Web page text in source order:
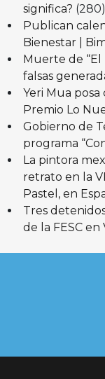
significa? (280)
Publican
Bienestar |
Muerte de
falsas
Yeri Mua
Premio Lo
Gobierno de
programa
La pintora
retrato en la
Pastel, en
Tres
de la FESC en